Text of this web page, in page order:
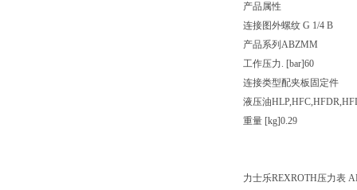
产品属性
连接图外螺纹 G 1/4 B
产品系列 ABZMM
工作压力. [bar]60
连接类型配夹板固定件
液压油
重量 [kg]0.29
力士乐REXROTH压力表